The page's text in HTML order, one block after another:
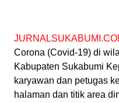
Corona (Covid-19) di
Kabupaten Sukabumi
karyawan dan petugas
halaman dan titik area